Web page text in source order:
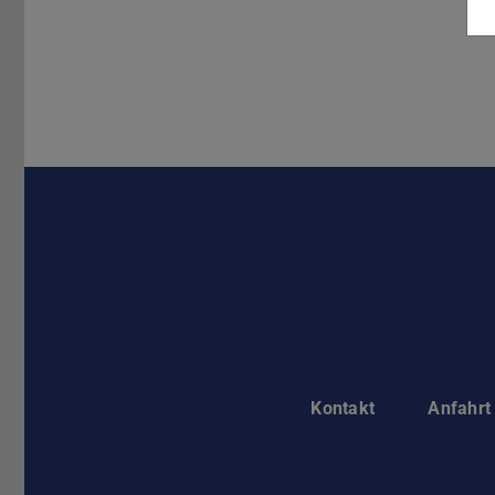
Kontakt Anfahrt